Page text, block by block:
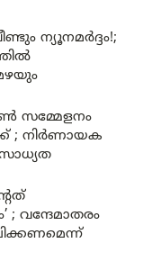
ന്യൂനമർദ്ദം!;
സമ്മേളനം
; നിർണായക
വന്ദേമാതരം